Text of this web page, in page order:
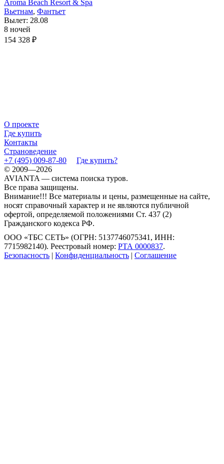
Aroma Beach Resort & Spa
Вьетнам, Фантьет
Вылет: 28.08
8 ночей
154 328 ₽
О проекте
Где купить
Контакты
Страноведение
+7 (495) 009-87-80
Где купить?
© 2009—2026
AVIANTA — система поиска туров.
Все права защищены.
Внимание!!! Все материалы и цены, размещенные на сайте,
носят справочный характер и не являются публичной
офертой, определяемой положениями Ст. 437 (2)
Гражданского кодекса РФ.
ООО «ТБС СЕТЬ» (ОГРН: 5137746075341, ИНН:
7715982140). Реестровый номер: РТА 0000837.
Безопасность | Конфиденциальность | Соглашение